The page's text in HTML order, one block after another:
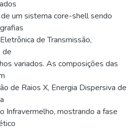
um sistema core-shell sendo
de Transmissão,
de
variados. As composições das
de Raios X, Energia Dispersiva de
Infravermelho, mostrando a fase